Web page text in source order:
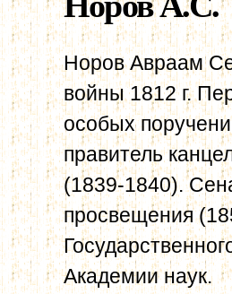
Норов Авраам
войны 1812 г.
особых
правитель
(1839-1840).
просвещения
Академии наук.